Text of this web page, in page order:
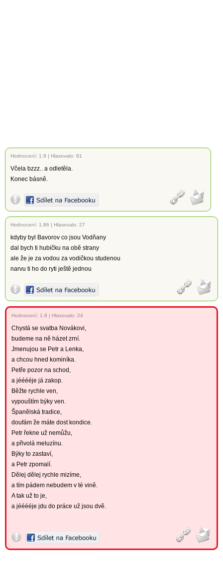
Hodnocení: 1.9 | Hlasovalo: 81
Včela bzzz.. a odletěla.
Konec básně.
Hodnocení: 1.86 | Hlasovalo: 27
kdyby byl Bavorov co jsou Vodňany
dal bych ti hubičku na obě strany
ale že je za vodou za vodičkou studenou
narvu ti ho do ryti ještě jednou
Hodnocení: 1.8 | Hlasovalo: 24
Chystá se svatba Novákovi,
budeme na ně házet zrní.
Jmenujou se Petr a Lenka,
a chcou hned kominíka.
Petře pozor na schod,
a jééééje já zakop.
Běžte rychle ven,
vypouštím býky ven.
Španělská tradice,
doufám že máte dost kondice.
Petr řekne už nemůžu,
a přivolá meluzínu.
Býky to zastaví,
a Petr zpomalí.
Dělej dělej rychle mizíme,
a tím pádem nebudem v té vině.
A tak už to je,
a jééééje jdu do práce už jsou dvě.